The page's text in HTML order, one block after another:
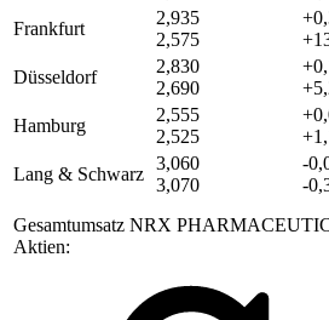
Frankfurt
2,935
2,575
Düsseldorf
2,830
2,690
Hamburg
2,555
2,525
Lang & Schwarz
3,060
3,070
-
-
Gesamtumsatz NRX
Aktien: